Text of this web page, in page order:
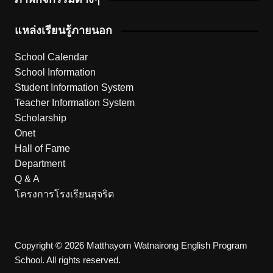
แหล่งเรียนรู้ภายนอก
School Calendar
School Information
Student Information System
Teacher Information System
Scholarship
Onet
Hall of Fame
Department
Q & A
โครงการโรงเรียนสุจริต
Copyright © 2026 Matthayom Watnairong English Program
School. All rights reserved.